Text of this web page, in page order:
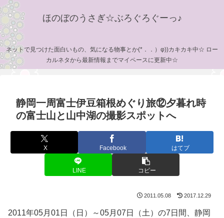
ほのぼのうさぎ☆ぶろぐろぐーっ♪
ネットで見つけた面白いもの、気になる物事とか(*．．）φ))カキカキ中☆ ロー
カルネタから最新情報までマイペースに更新中☆
静岡一周富士伊豆箱根めぐり旅⑫夕暮れ時
の富士山と山中湖の撮影スポットへ
X Facebook はてブ
LINE コピー
2011.05.08 2017.12.29
2011年05月01日（日）～05月07日（土）の7日間、静岡